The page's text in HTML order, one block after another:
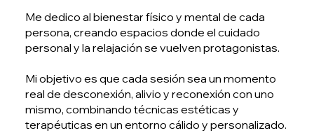
Me dedico al bienestar físico y mental de cada
persona, creando espacios donde el cuidado
personal y la relajación se vuelven protagonistas.
Mi objetivo es que cada sesión sea un momento
real de desconexión, alivio y reconexión con uno
mismo, combinando técnicas estéticas y
terapéuticas en un entorno cálido y personalizado.